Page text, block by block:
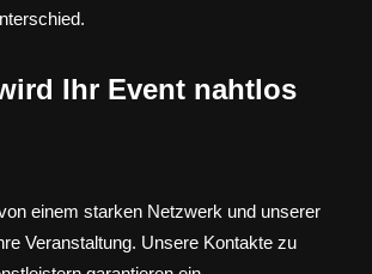
Ihr Event nahtlos
einem starken Netzwerk und unserer
Veranstaltung. Unsere Kontakte zu